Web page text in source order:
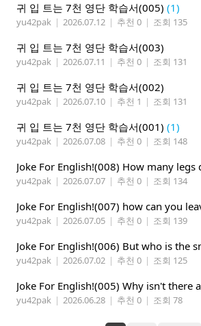
귀 입 트는 7천 영단 학습서(005) (1)
yu42pak | 2026.07.12 | 추천 0 | 조회 135
귀 입 트는 7천 영단 학습서(003)
yu42pak | 2026.07.11 | 추천 0 | 조회 131
귀 입 트는 7천 영단 학습서(002)
yu42pak | 2026.07.10 | 추천 1 | 조회 131
귀 입 트는 7천 영단 학습서(001) (1)
yu42pak | 2026.07.08 | 추천 0 | 조회 148
yu42pak | 2026.07.07 | 추천 0 | 조회 134
Joke For English!(007) how can you
yu42pak | 2026.07.05 | 추천 0 | 조회 139
Joke For English!(006) But who is the
yu42pak | 2026.07.02 | 추천 0 | 조회 125
Joke For English!(005) Why isn't there
yu42pak | 2026.06.28 | 추천 0 | 조회 78